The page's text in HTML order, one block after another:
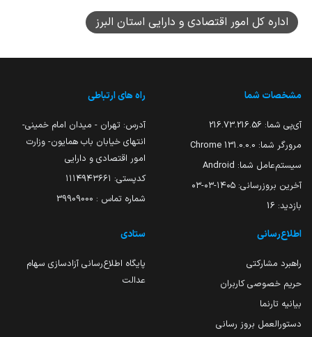
اداره کل امور اقتصادی و دارایی استان البرز
مشخصات شما
آی‌پی شما: 216.73.216.56
مرورگر شما: 131.0.0.0 Chrome
سیستم‌عامل شما: Android
آخرین بروزرسانی: ۱۴۰۵-۰۳-۰۳
بازدید: 16
راه های ارتباطی
آدرس: تهران - میدان امام خمینی-
انتهای خیابان باب همایون- وزارت
امور اقتصادی و دارایی
کدپستی: ۱۱۱۴۹۴۳۶۶۱
شماره تماس : 39909000
اطلاع‌رسانی
راهبرد مشارکتی
حریم خصوصی کاربران
بیانیه تارنما
دستورالعمل بروز رسانی
ستادی
پایگاه اطلاع‌رسانی آزادسازی سهام
عدالت